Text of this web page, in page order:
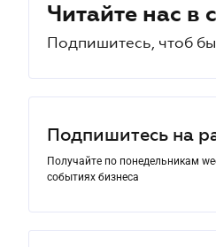
Читайте нас в
Подпишитесь, чтоб
Подпишитесь на
Получайте по понедельникам
событиях бизнеса